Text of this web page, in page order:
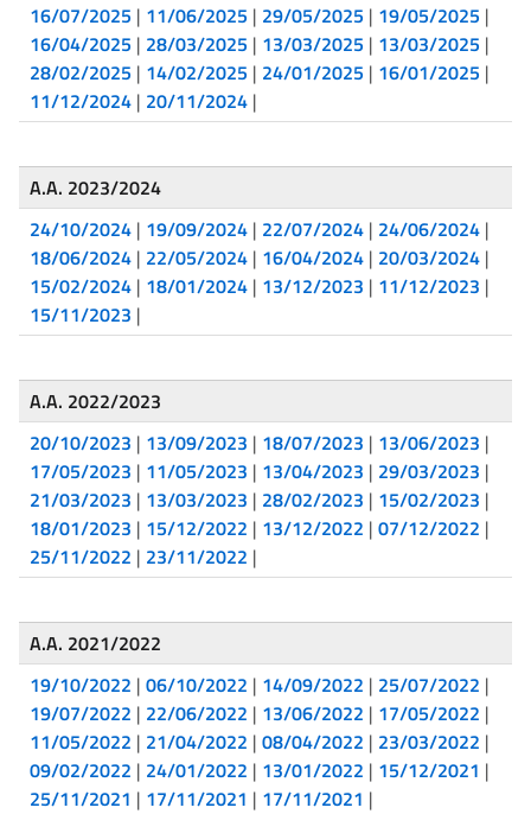
16/07/2025 | 11/06/2025 | 29/05/2025 | 19/05/2025 |
16/04/2025 | 28/03/2025 | 13/03/2025 | 13/03/2025 |
28/02/2025 | 14/02/2025 | 24/01/2025 | 16/01/2025 |
11/12/2024 | 20/11/2024 |
A.A. 2023/2024
24/10/2024 | 19/09/2024 | 22/07/2024 | 24/06/2024 |
18/06/2024 | 22/05/2024 | 16/04/2024 | 20/03/2024 |
15/02/2024 | 18/01/2024 | 13/12/2023 | 11/12/2023 |
15/11/2023 |
A.A. 2022/2023
20/10/2023 | 13/09/2023 | 18/07/2023 | 13/06/2023 |
17/05/2023 | 11/05/2023 | 13/04/2023 | 29/03/2023 |
21/03/2023 | 13/03/2023 | 28/02/2023 | 15/02/2023 |
18/01/2023 | 15/12/2022 | 13/12/2022 | 07/12/2022 |
25/11/2022 | 23/11/2022 |
A.A. 2021/2022
19/10/2022 | 06/10/2022 | 14/09/2022 | 25/07/2022 |
19/07/2022 | 22/06/2022 | 13/06/2022 | 17/05/2022 |
11/05/2022 | 21/04/2022 | 08/04/2022 | 23/03/2022 |
09/02/2022 | 24/01/2022 | 13/01/2022 | 15/12/2021 |
25/11/2021 | 17/11/2021 | 17/11/2021 |